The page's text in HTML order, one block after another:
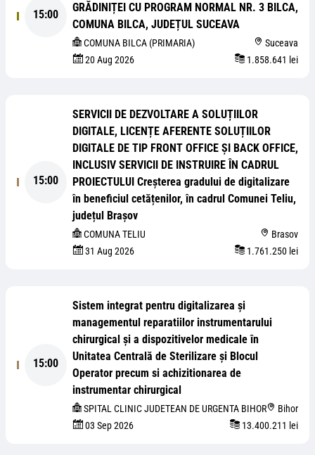
15:00
GRĂDINIȚEI CU PROGRAM NORMAL NR. 3 BILCA,
COMUNA BILCA, JUDEȚUL SUCEAVA
COMUNA BILCA (PRIMARIA)
Suceava
20 Aug 2026
1.858.641 lei
15:00
SERVICII DE DEZVOLTARE A SOLUȚIILOR
DIGITALE, LICENȚE AFERENTE SOLUȚIILOR
DIGITALE DE TIP FRONT OFFICE ȘI BACK OFFICE,
INCLUSIV SERVICII DE INSTRUIRE ÎN CADRUL
PROIECTULUI Creșterea gradului de digitalizare
în beneficiul cetățenilor, în cadrul Comunei Teliu,
județul Brașov
COMUNA TELIU
Brasov
31 Aug 2026
1.761.250 lei
15:00
Sistem integrat pentru digitalizarea și
managementul reparatiilor instrumentarului
chirurgical și a dispozitivelor medicale în
Unitatea Centrală de Sterilizare și Blocul
Operator precum si achizitionarea de
instrumentar chirurgical
SPITAL CLINIC JUDETEAN DE URGENTA BIHOR
Bihor
03 Sep 2026
13.400.211 lei